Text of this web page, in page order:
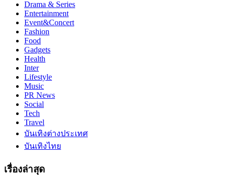
Drama & Series
Entertainment
Event&Concert
Fashion
Food
Gadgets
Health
Inter
Lifestyle
Music
PR News
Social
Tech
Travel
บันเทิงต่างประเทศ
บันเทิงไทย
เรื่องล่าสุด